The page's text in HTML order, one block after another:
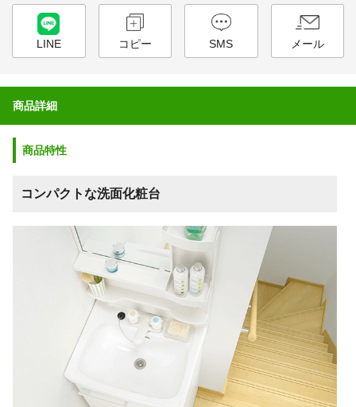
LINE コピー SMS メール
商品詳細
商品特性
コンパクトな洗面化粧台